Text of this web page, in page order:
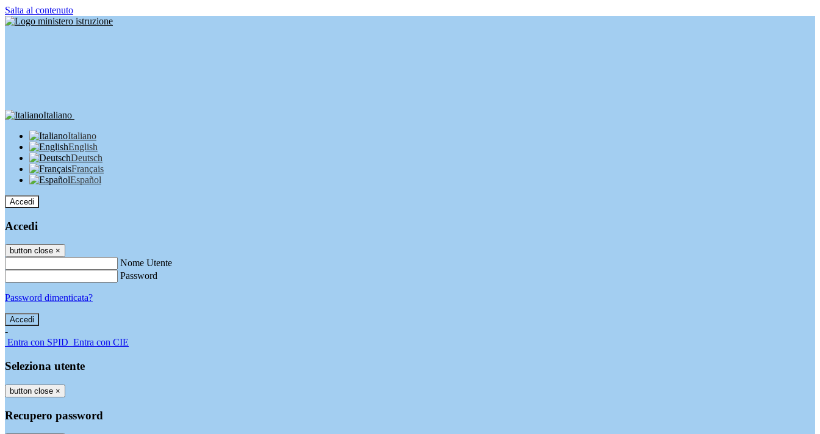
Salta al contenuto
Italiano
Italiano
English
Deutsch
Français
Español
Accedi
Accedi
button close ×
Nome Utente
Password
Password dimenticata?
-
Entra con SPID Entra con CIE
Seleziona utente
button close ×
Recupero password